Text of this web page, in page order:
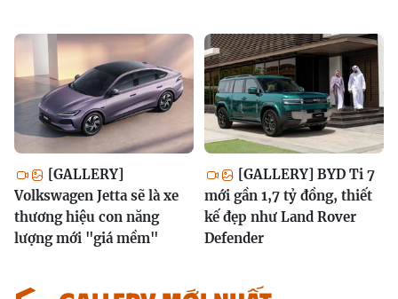
[GALLERY]
Volkswagen Jetta sẽ là xe
thương hiệu con năng
lượng mới "giá mềm"
[GALLERY] BYD Ti 7
mới gần 1,7 tỷ đồng, thiết
kế đẹp như Land Rover
Defender